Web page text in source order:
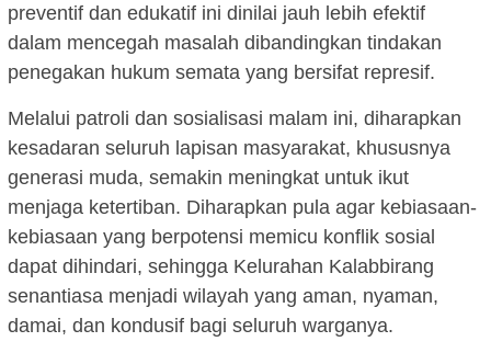
preventif dan edukatif ini dinilai jauh lebih efektif
dalam mencegah masalah dibandingkan tindakan
penegakan hukum semata yang bersifat represif.
Melalui patroli dan sosialisasi malam ini, diharapkan
kesadaran seluruh lapisan masyarakat, khususnya
generasi muda, semakin meningkat untuk ikut
menjaga ketertiban. Diharapkan pula agar kebiasaan-
kebiasaan yang berpotensi memicu konflik sosial
dapat dihindari, sehingga Kelurahan Kalabbirang
senantiasa menjadi wilayah yang aman, nyaman,
damai, dan kondusif bagi seluruh warganya.